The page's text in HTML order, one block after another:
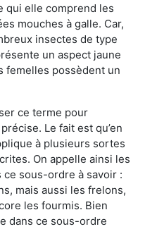
qui elle comprend les
mouches à galle. Car,
insectes de type
un aspect jaune
femelles possèdent un
ce terme pour
Le fait est qu’en
à plusieurs sortes
On appelle ainsi les
sous-ordre à savoir :
mais aussi les frelons,
les fourmis. Bien
dans ce sous-ordre